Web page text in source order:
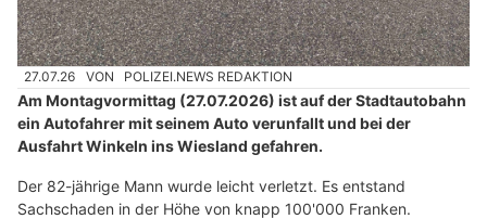
27.07.26 VON POLIZEI.NEWS REDAKTION
Am Montagvormittag (27.07.2026) ist auf der Stadtautobahn
ein Autofahrer mit seinem Auto verunfallt und bei der
Ausfahrt Winkeln ins Wiesland gefahren.
Der 82-jährige Mann wurde leicht verletzt. Es entstand
Sachschaden in der Höhe von knapp 100'000 Franken.